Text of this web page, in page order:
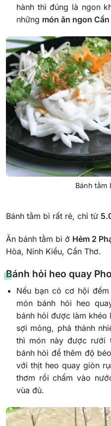
hành thì đúng là ngon
những món ăn ngon
Bánh tằm
Bánh tằm bì rất rẻ, chỉ từ
Ăn bánh tằm bì ở Hẻm 2
Hòa, Ninh Kiều, Cần Thơ.
Bánh hỏi heo quay
Nếu bạn có cơ hội
món bánh hỏi heo
bánh hỏi được làm
sợi mỏng, phả thành
thì món này được rưới
bánh hỏi để thêm độ
với thịt heo quay giòn
thơm rồi chấm vào
vùa đủ.